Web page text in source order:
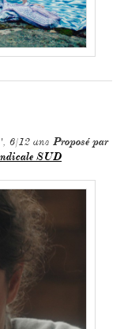
6/12 ans Proposé par
SUD